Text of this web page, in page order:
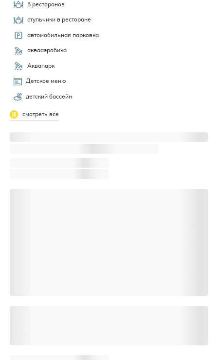
5 ресторанов
стульчики в ресторане
автомобильная парковка
аквааэробика
Аквапарк
Детское меню
детский бассейн
смотреть все